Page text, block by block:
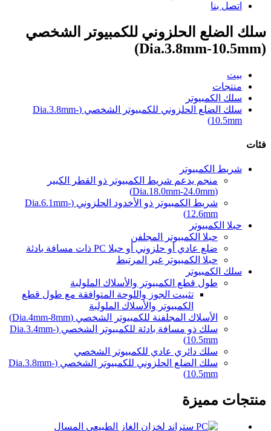
اتصل بنا
سلك الضلع الحلزوني للكمبيوتر الشخصي
(Dia.3.8mm-10.5mm)
بيت
منتجات
سلك الكمبيوتر
سلك الضلع الحلزوني للكمبيوتر الشخصي (Dia.3.8mm-
10.5mm)
فئات
شريط الكمبيوتر
منجم يدعم شريط الكمبيوتر ذو القطر الكبير
(Dia.18.0mm-24.0mm)
شريط الكمبيوتر ذو الأخدود الحلزوني (Dia.6.1mm-
12.6mm)
حبلا الكمبيوتر
حبلا الكمبيوتر المجلفن
ضلع عادي أو حلزوني أو حبلا PC ذات مسافة بادئة
حبلا الكمبيوتر غير المرتبط
سلك الكمبيوتر
طول قطع الكمبيوتر والأسلاك الملولبة
تثبيت الجوز واللوحة المتوافقة مع طول قطع
الكمبيوتر والأسلاك الملولبة
الأسلاك المجلفنة للكمبيوتر الشخصي (Dia.4mm-8mm)
سلك ذو مسافة بادئة للكمبيوتر الشخصي (Dia.3.4mm-
10.5mm)
سلك دائري عادي للكمبيوتر الشخصي
سلك الضلع الحلزوني للكمبيوتر الشخصي (Dia.3.8mm-
10.5mm)
منتجات مميزة